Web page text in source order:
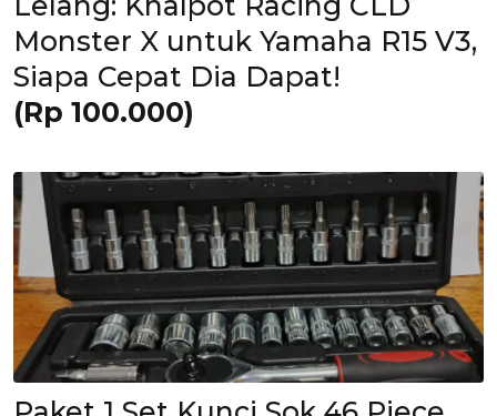
Monster X untuk Yamaha R15 V3,
Siapa Cepat Dia Dapat!
(Rp 100.000)